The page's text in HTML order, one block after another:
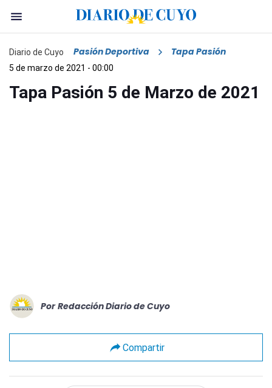
Diario de Cuyo Pasión Deportiva Tapa Pasión
5 de marzo de 2021 - 00:00
Tapa Pasión 5 de Marzo de 2021
Por Redacción Diario de Cuyo
Compartir